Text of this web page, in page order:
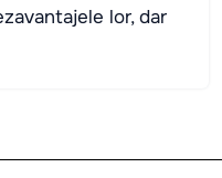
lor, dar